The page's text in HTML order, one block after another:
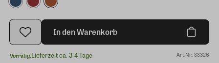
In den Warenkorb
Vorrätig.Lieferzeit ca. 3-4 Tage Art.Nr.: 33326